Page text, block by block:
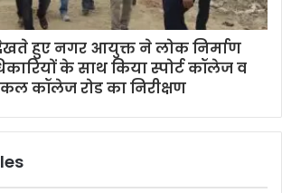
हुए नगर आयुक्त ने लोक निर्माण
के साथ किया स्पोर्ट कॉलेज व
कॉलेज रोड का निरीक्षण